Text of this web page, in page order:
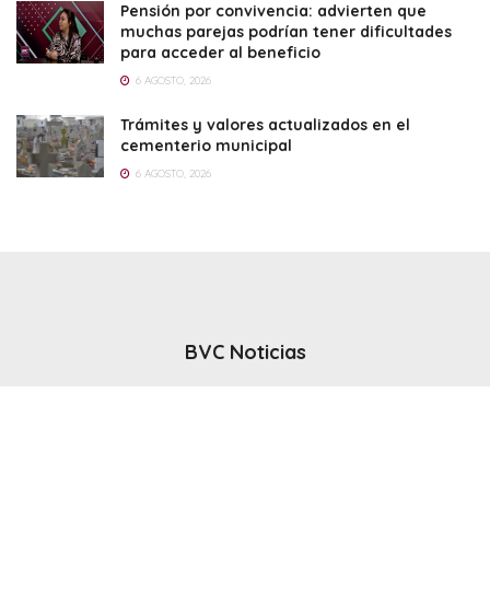
Pensión por convivencia: advierten que
muchas parejas podrían tener dificultades
para acceder al beneficio
6 AGOSTO, 2026
Trámites y valores actualizados en el
cementerio municipal
6 AGOSTO, 2026
BVC Noticias